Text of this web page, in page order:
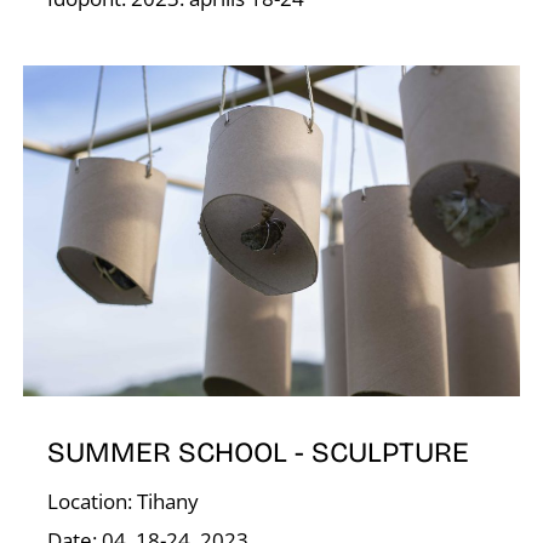
SUMMER SCHOOL - SCULPTURE
Location: Tihany